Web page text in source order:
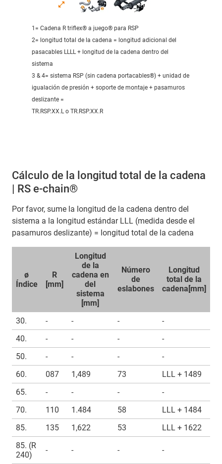
1= Cadena R triflex® a juego® para RSP
2= longitud total de la cadena = longitud adicional del
pasacables LLLL + longitud de la cadena dentro del
sistema
3 & 4= sistema RSP (sin cadena portacables®) + unidad de
igualación de presión + soporte de montaje + pasamuros
deslizante =
TR.RSP.XX.L o TR.RSP.XX.R
Cálculo de la longitud total de la cadena
| RS e-chain®
Por favor, sume la longitud de la cadena dentro del
sistema a la longitud estándar LLL (medida desde el
pasamuros deslizante) = longitud total de la cadena
ø
Índice
R
[mm]
Longitud
de la
cadena en
del
sistema
[mm]
Número
de
eslabones
Longitud
total de la
cadena[mm]
30. - - -
-
40.
- - -
-
50.
- - -
-
60.
087 1,489 73
LLL + 1489
65.
- - -
-
70.
110 1.484 58
LLL + 1484
85.
135 1,622 53
LLL + 1622
85. (R
240)
- - - -